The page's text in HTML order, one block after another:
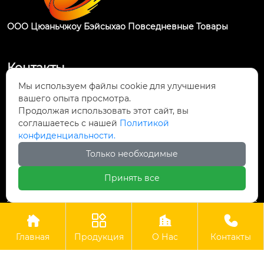
ООО Цюаньчжоу Бэйсыхао Повседневные Товары
Контакты

Промышленная зона Чэннань, уезд Хуэйань,
город Цюаньчжоу, провинция Фуцзянь
 +86-595-87325398
 +8618859472505
Авторские права © ООО Цюаньчжоу Бэйсыхао
Повседневные Товары

Главная

Продукция

О Нас

Контакты
Мы используем файлы cookie для улучшения
вашего опыта просмотра.
Продолжая использовать этот сайт, вы
соглашаетесь с нашей Политикой
конфиденциальности.
Только необходимые
Принять все